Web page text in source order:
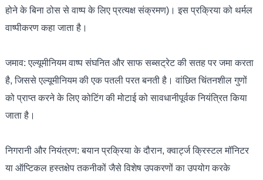
होने के बिना ठोस से वाष्प के लिए प्रत्यक्ष संक्रमण)। इस प्रक्रिया को थर्मल
वाष्पीकरण कहा जाता है।
जमाव: एल्यूमीनियम वाष्प संघनित और साफ सब्सट्रेट की सतह पर जमा करता
है, जिससे एल्यूमीनियम की एक पतली परत बनती है। वांछित चिंतनशील गुणों
को प्राप्त करने के लिए कोटिंग की मोटाई को सावधानीपूर्वक नियंत्रित किया
जाता है।
निगरानी और नियंत्रण: बयान प्रक्रिया के दौरान, क्वार्ट्ज क्रिस्टल मॉनिटर
या ऑप्टिकल हस्तक्षेप तकनीकों जैसे विशेष उपकरणों का उपयोग करके